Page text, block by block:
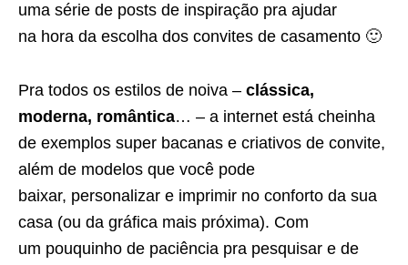
uma série de posts de inspiração pra ajudar
na hora da escolha dos convites de casamento 🙂
Pra todos os estilos de noiva – clássica,
moderna, romântica… – a internet está cheinha
de exemplos super bacanas e criativos de convite,
além de modelos que você pode
baixar, personalizar e imprimir no conforto da sua
casa (ou da gráfica mais próxima). Com
um pouquinho de paciência pra pesquisar e de